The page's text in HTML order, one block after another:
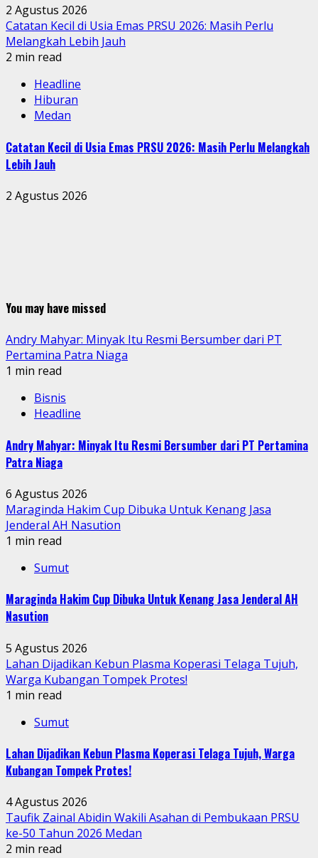
2 Agustus 2026
Catatan Kecil di Usia Emas PRSU 2026: Masih Perlu
Melangkah Lebih Jauh
2 min read
Headline
Hiburan
Medan
Catatan Kecil di Usia Emas PRSU 2026: Masih Perlu Melangkah
Lebih Jauh
2 Agustus 2026
You may have missed
Andry Mahyar: Minyak Itu Resmi Bersumber dari PT
Pertamina Patra Niaga
1 min read
Bisnis
Headline
Andry Mahyar: Minyak Itu Resmi Bersumber dari PT Pertamina
Patra Niaga
6 Agustus 2026
Maraginda Hakim Cup Dibuka Untuk Kenang Jasa
Jenderal AH Nasution
1 min read
Sumut
Maraginda Hakim Cup Dibuka Untuk Kenang Jasa Jenderal AH
Nasution
5 Agustus 2026
Lahan Dijadikan Kebun Plasma Koperasi Telaga Tujuh,
Warga Kubangan Tompek Protes!
1 min read
Sumut
Lahan Dijadikan Kebun Plasma Koperasi Telaga Tujuh, Warga
Kubangan Tompek Protes!
4 Agustus 2026
Taufik Zainal Abidin Wakili Asahan di Pembukaan PRSU
ke-50 Tahun 2026 Medan
2 min read